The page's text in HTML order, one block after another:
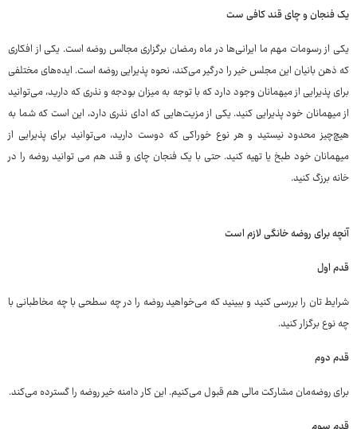
یک فنجان و چای قند کافی ست
یکی از رسومات مهم ما ایرانی‌ها در ماه رمضان برگزاری مجالس روضه است. یکی از افکاری
که ذهن بانیان این مجلس خیر را درگیر می‌کند، نحوه پذیرایی روضه است. ایده‌های مختلفی
برای پذیرایی از میهمانان وجود دارد که با توجه به میزان بودجه و نذری که دارید، می‌توانید
از میهمانان خود پذیرایی کنید. یکی از مزیت‌هایی که ادای نذری دارد، این است که شما به
هیچ‌چیز محدود نیستید و هر نوع خوراکی که دوست دارید، می‌توانید برای پذیرایی از
میهمانان خود طبخ یا تهیه کنید. حتی با یک فنجان چای و قند هم می توانید روضه را در
خانه برزگ کنید.
آنچه برای روضه خانگی لازم است
قدم اول
شرایط‌ تان را بررسی کنید و ببینید که می‌خواهید روضه را در چه سطحی با چه مخاطبانی با
چه نوع برگزار کنید.
قدم دوم
برای روضه‌مان مشارکت مالی هم قبول می‌کنیم. این کار دامنه خیر روضه را گسترده می‌کند.